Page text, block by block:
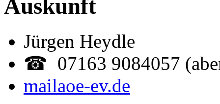
Auskunft
Jürgen Heydle
☎ 07163 9084057
mailaoe-ev.de